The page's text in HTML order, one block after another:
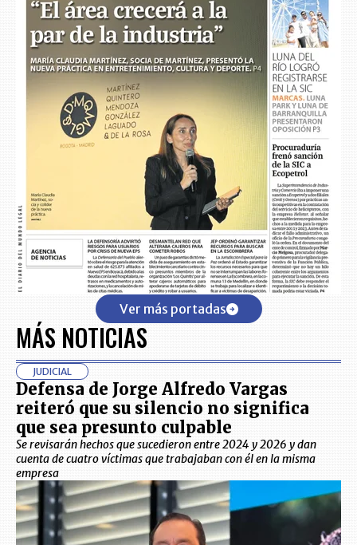
Ver más portadas
MÁS NOTICIAS
JUDICIAL
Defensa de Jorge Alfredo Vargas
reiteró que su silencio no significa
que sea presunto culpable
Se revisarán hechos que sucedieron entre 2024 y 2026 y dan
cuenta de cuatro víctimas que trabajaban con él en la misma
empresa